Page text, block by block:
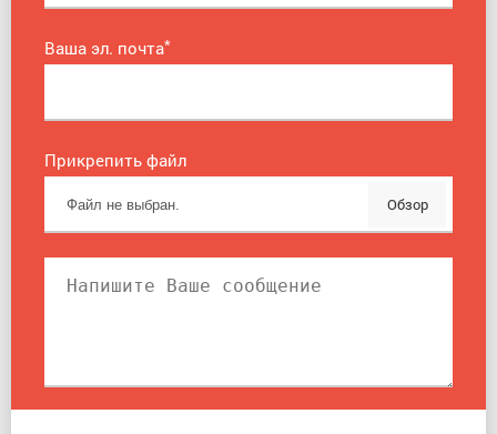
Ваша эл. почта*
Прикрепить файл
Обзор